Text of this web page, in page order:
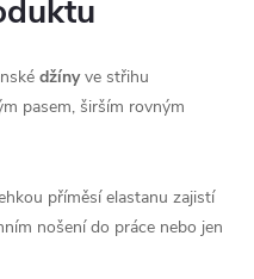
džínyve střihu
pasem, širším rovným
příměsí elastanu zajistí
nošení do práce nebo jen